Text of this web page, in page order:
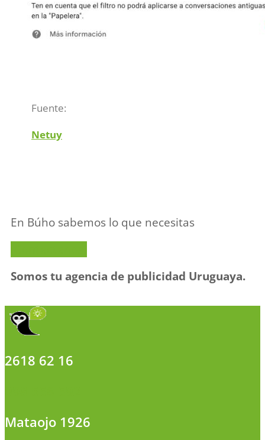
Fuente:
Netuy
En Búho sabemos lo que necesitas
Somos tu agencia de publicidad Uruguaya.
2618 62 16
Mataojo 1926